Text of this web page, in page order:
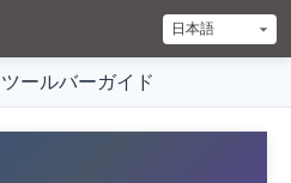
ツールバーガイド